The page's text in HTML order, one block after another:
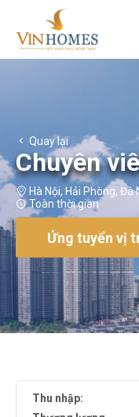
Quay lại
Chuyên
Hà Nội, Hải Phòng, Đà
Toàn thời gian
Ứng tuyển vị
Thu nhập: